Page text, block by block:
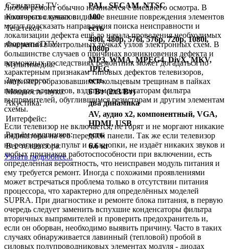
Стандарты TV:
PAL, SECAM, NTSC
Количество каналов:
100
Телетекст:
есть
Форматы DTV:
480i, 480p, 576i, 576p, 720p, 1080i,
1080p
Мультимедиа:
MP3, WMA, MPEG4, DivX, MKV,
JPEG
Звук стерео:
есть
Мощность звука:
6 Вт (2x3 Вт)
Акустика:
два динамика
Интерфейс:
AV, аудио x2, компонентный, VGA,
HDMI, USB
Разъём наушников:
есть
Вес телевизора:
6.6 кг
Узнать подробнее...
Любой ремонт обычно начинается с внешнего осмотра. В
некоторых случаях видимые внешние повреждения элементов
могут подсказать направления поиска неисправности и
локализации дефекта ещё до начала проведения необходимых
измерений в контрольных точках узлов электронных схем. В
большинстве случаев о причинах возникновения дефекта и
возможных последствиях ремонтник может догадаться по
характерным признакам типовых дефектов телевизоров,
например, образовавшимся кольцевым трещинам в пайках
выводов элементов, вздутым конденсаторам фильтра
выпрямителей, обуглившимся резисторам и другим элементам
схемы.
Если телевизор не включается, не горят и не моргают никакие
индикаторы на его передней панели. Так же если телевизор
не реагирует на пульт и на кнопки, не издаёт никаких звуков и
любых признаков работоспособности при включении, есть
определённая вероятность, что неисправен модуль питания и
ему требуется ремонт. Иногда с похожими проявлениями
может встречаться проблема только в отсутствии питания
процессора, что характерно для определённых моделей
SUPRA. При диагностике и ремонте блока питания, в первую
очередь следует заменить вспухшие конденсаторы фильтра
вторичных выпрямителей и проверить предохранитель и,
если он оборван, необходимо выявить причину. Часто в таких
случаях обнаруживается лавинный (тепловой) пробой в
силовых полупроводниковых элементах модуля - диодах